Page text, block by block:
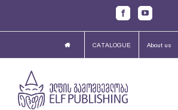
content
FacebookYoutube
CATALOGUE About us